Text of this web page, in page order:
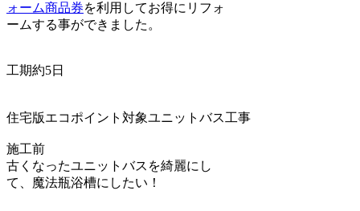
ォーム商品券を利用してお得にリフォ
ームする事ができました。
工期約5日
住宅版エコポイント対象ユニットバス工事
施工前
古くなったユニットバスを綺麗にし
て、魔法瓶浴槽にしたい！